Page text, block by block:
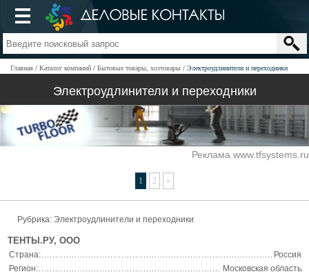
Главная Каталог компаний Бытовые товары, хозтовары Электроудлинители и переходники
Электроудлинители и переходники
Реклама www.tfsystems.ru
1 2 »
Рубрика: Электроудлинители и переходники
ТЕНТЫ.РУ, ООО
Страна:
Россия
Регион:
Московская область